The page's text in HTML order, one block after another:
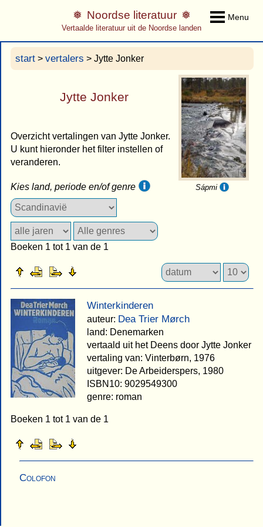
Menu
Noordse literatuur
Vertaalde literatuur uit de Noordse landen
start > vertalers > Jytte Jonker
Sápmi
Jytte Jonker
Overzicht vertalingen van Jytte Jonker.
U kunt hieronder het filter instellen of
veranderen.
Kies land, periode en/of genre
Boeken 1 tot 1 van de 1
Winterkinderen
auteur: Dea Trier Mørch
land: Denemarken
vertaald uit het Deens door Jytte Jonker
vertaling van: Vinterbørn, 1976
uitgever: De Arbeiderspers, 1980
ISBN10: 9029549300
genre: roman
Boeken 1 tot 1 van de 1
Colofon